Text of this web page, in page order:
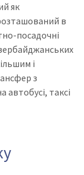
як
в
посадочні
і
з
автобусі, таксі